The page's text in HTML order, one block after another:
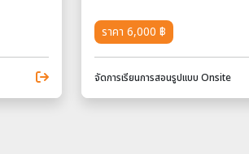
ราคา 6,000 ฿
จัดการเรียนการสอนรูปแบบ Onsite